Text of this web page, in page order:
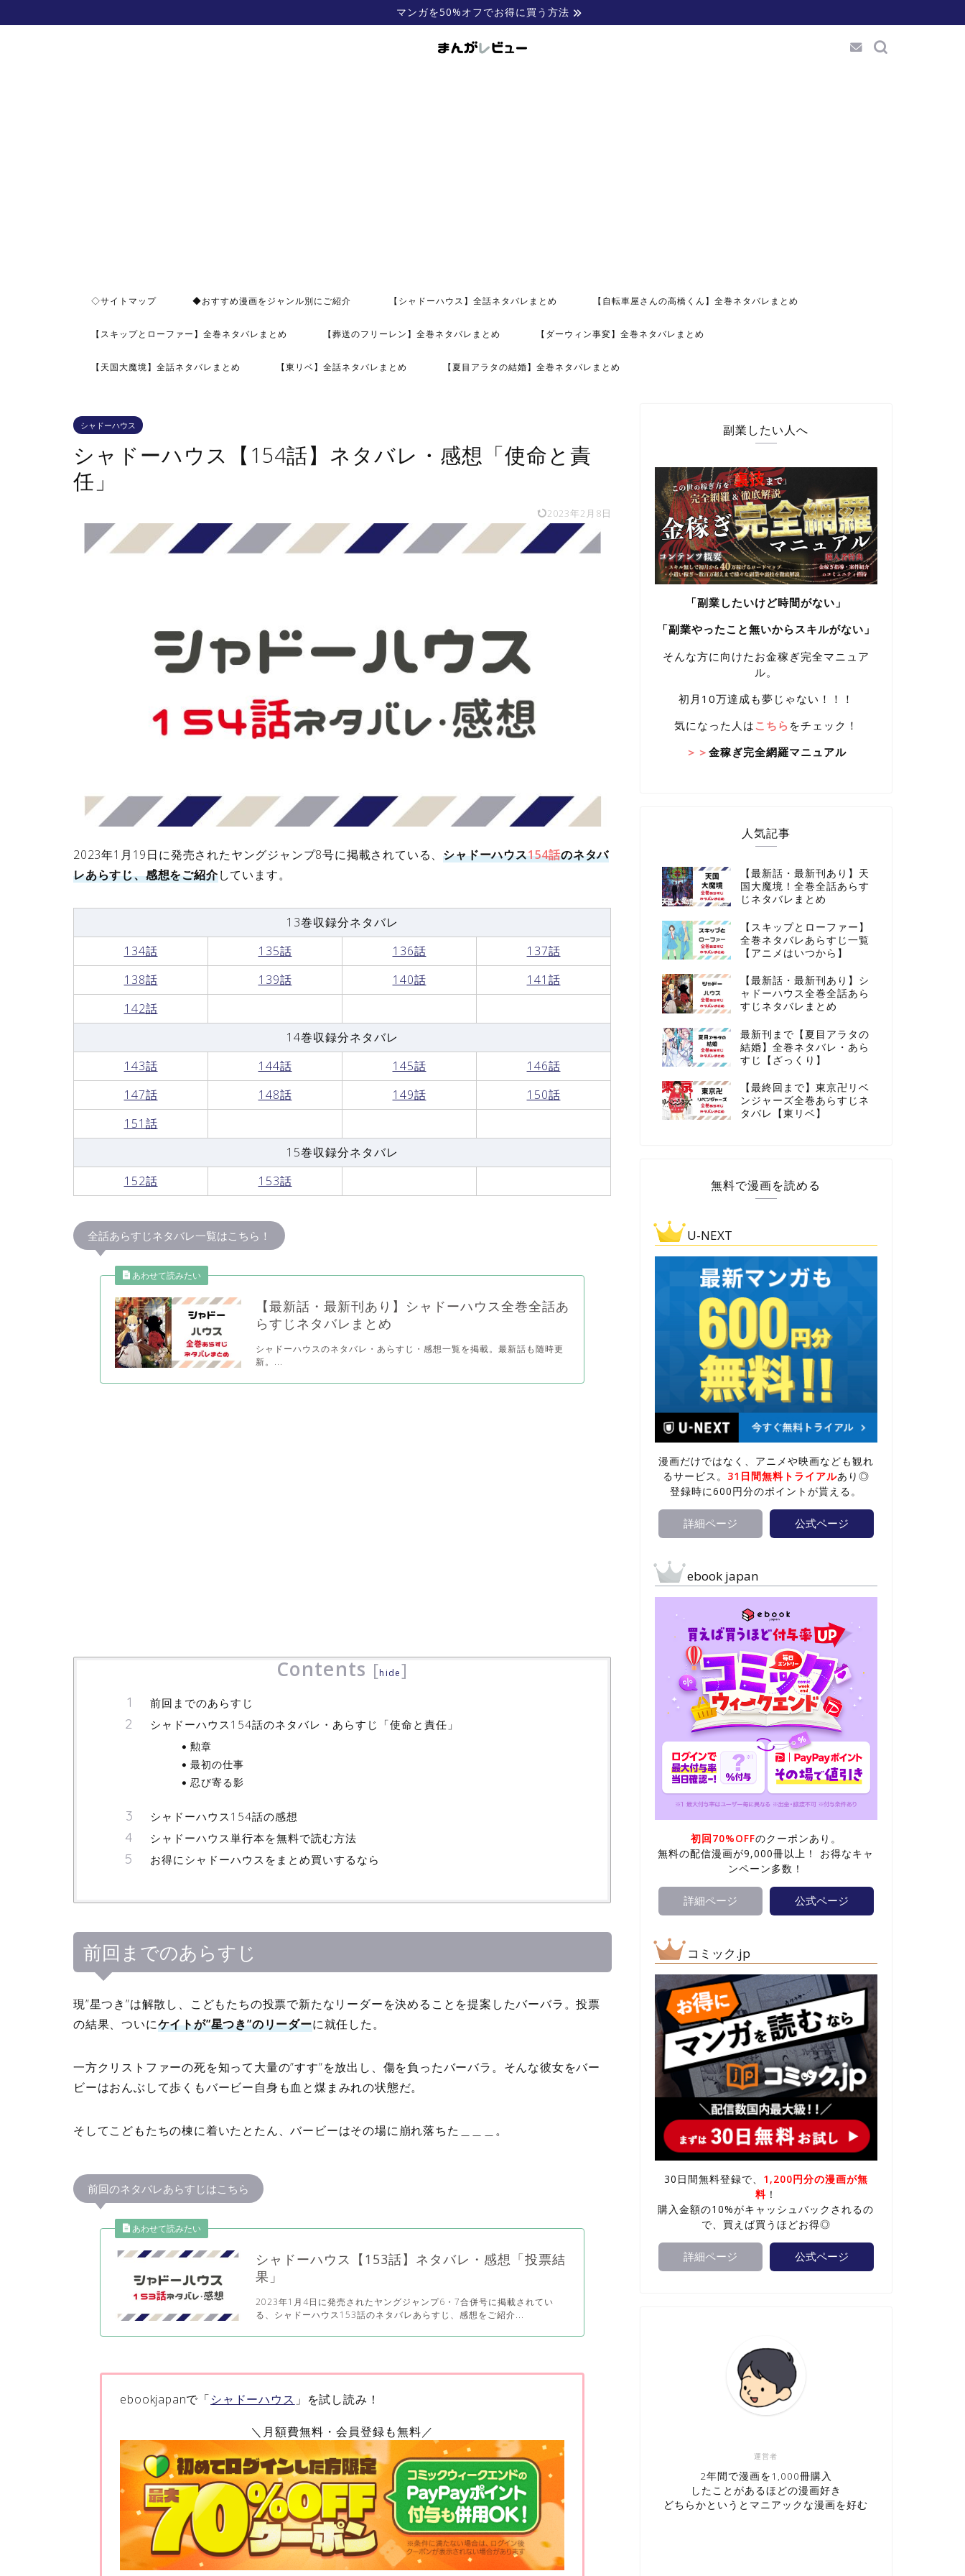
マンガを50%オフでお得に買う方法
◇サイトマップ ◆おすすめ漫画をジャンル別にご紹介 【シャドーハウス】全話ネタバレまとめ 【自転車屋さんの高橋くん】全巻ネタバレまとめ
【スキップとローファー】全巻ネタバレまとめ 【葬送のフリーレン】全巻ネタバレまとめ 【ダーウィン事変】全巻ネタバレまとめ
【天国大魔境】全話ネタバレまとめ 【東リベ】全話ネタバレまとめ 【夏目アラタの結婚】全巻ネタバレまとめ
シャドーハウス
シャドーハウス【154話】ネタバレ・感想「使命と責
任」
2023年2月8日
2023年1月19日に発売されたヤングジャンプ8号に掲載されている、シャドーハウス154話のネタバ
レあらすじ、感想をご紹介しています。
13巻収録分ネタバレ
134話
135話 136話
137話
138話
139話 140話
141話
142話
14巻収録分ネタバレ
143話
144話 145話
146話
147話
148話 149話
150話
151話
15巻収録分ネタバレ
152話
153話
全話あらすじネタバレ一覧はこちら！
【最新話・最新刊あり】シャドーハウス全巻全話あ
らすじネタバレまとめ
シャドーハウスのネタバレ・あらすじ・感想一覧を掲載。最新話も随時更
新。...
Contents [hide]
前回までのあらすじ
シャドーハウス154話のネタバレ・あらすじ「使命と責任」
勲章
最初の仕事
忍び寄る影
シャドーハウス154話の感想
シャドーハウス単行本を無料で読む方法
お得にシャドーハウスをまとめ買いするなら
前回までのあらすじ
現”星つき”は解散し、こどもたちの投票で新たなリーダーを決めることを提案したバーバラ。投票
の結果、ついにケイトが”星つき”のリーダーに就任した。
一方クリストファーの死を知って大量の”すす”を放出し、傷を負ったバーバラ。そんな彼女をバー
ビーはおんぶして歩くもバービー自身も血と煤まみれの状態だ。
そしてこどもたちの棟に着いたとたん、バービーはその場に崩れ落ちた＿＿＿。
前回のネタバレあらすじはこちら
シャドーハウス【153話】ネタバレ・感想「投票結
果」
2023年1月4日に発売されたヤングジャンプ6・7合併号に掲載されてい
る、シャドーハウス153話のネタバレあらすじ、感想をご紹介...
ebookjapanで「シャドーハウス 」を試し読み！
＼月額費無料・会員登録も無料／
副業したい人へ
「副業したいけど時間がない」
「副業やったこと無いからスキルがない」
そんな方に向けたお金稼ぎ完全マニュア
ル。
初月10万達成も夢じゃない！！！
気になった人は こちら をチェック！
＞＞ 金稼ぎ完全網羅マニュアル
人気記事
【最新話・最新刊あり】天
国大魔境！全巻全話あらす
じネタバレまとめ
【スキップとローファー】
全巻ネタバレあらすじ一覧
【アニメはいつから】
【最新話・最新刊あり】シ
ャドーハウス全巻全話あら
すじネタバレまとめ
最新刊まで【夏目アラタの
結婚】全巻ネタバレ・あら
すじ【ざっくり】
【最終回まで】東京卍リベ
ンジャーズ全巻あらすじネ
タバレ【東リベ】
無料で漫画を読める
U-NEXT
漫画だけではなく、アニメや映画なども観れ
るサービス。 31日間無料トライアルあり◎
登録時に600円分のポイントが貰える。
詳細ページ 公式ページ
ebook japan
初回70%OFFのクーポンあり。
無料の配信漫画が9,000冊以上！ お得なキャ
ンペーン多数！
詳細ページ 公式ページ
コミック.jp
30日間無料登録で、 1,200円分の漫画が無
料！
購入金額の10%がキャッシュバックされるの
で、買えば買うほどお得◎
詳細ページ 公式ページ
運営者
2年間で漫画を1,000冊購入
したことがあるほどの漫画好き
どちらかというとマニアックな漫画を好む